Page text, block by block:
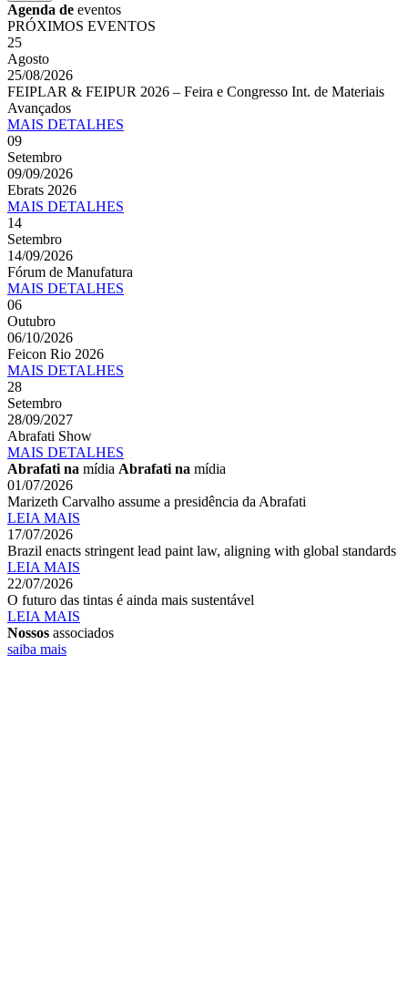
Agenda de eventos
PRÓXIMOS EVENTOS
25
Agosto
25/08/2026
FEIPLAR & FEIPUR 2026 – Feira e Congresso Int. de Materiais
Avançados
MAIS DETALHES
09
Setembro
09/09/2026
Ebrats 2026
MAIS DETALHES
14
Setembro
14/09/2026
Fórum de Manufatura
MAIS DETALHES
06
Outubro
06/10/2026
Feicon Rio 2026
MAIS DETALHES
28
Setembro
28/09/2027
Abrafati Show
MAIS DETALHES
Abrafati na mídia Abrafati na mídia
01/07/2026
Marizeth Carvalho assume a presidência da Abrafati
LEIA MAIS
17/07/2026
Brazil enacts stringent lead paint law, aligning with global standards
LEIA MAIS
22/07/2026
O futuro das tintas é ainda mais sustentável
LEIA MAIS
Nossos associados
saiba mais